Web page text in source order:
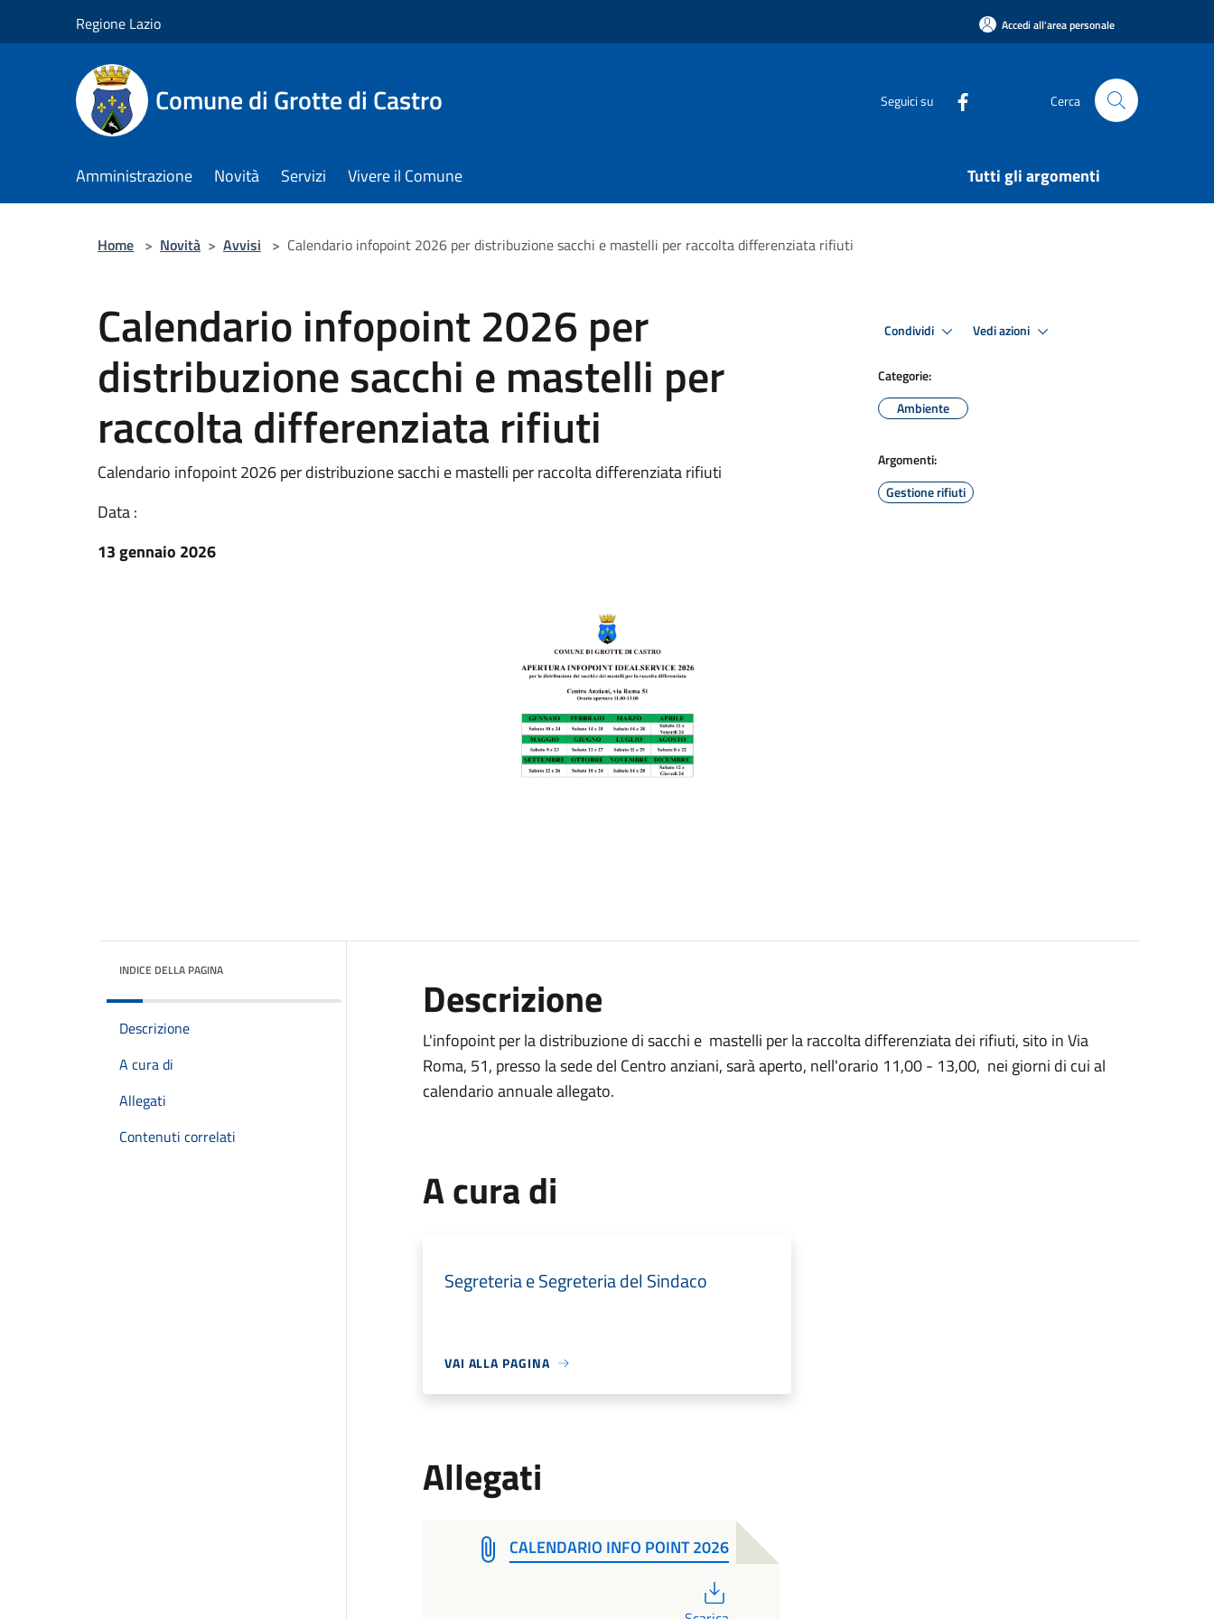
Regione Lazio Accedi all'area personale
Comune di Grotte di Castro Seguici su Cerca
Amministrazione Novità Servizi Vivere il Comune Tutti gli argomenti
Home > Novità > Avvisi > Calendario infopoint 2026 per distribuzione sacchi e mastelli per raccolta differenziata rifiuti
Calendario infopoint 2026 per
distribuzione sacchi e mastelli per
raccolta differenziata rifiuti
Calendario infopoint 2026 per distribuzione sacchi e mastelli per raccolta differenziata rifiuti
Data :
13 gennaio 2026
Condividi Vedi azioni
Categorie:
Ambiente
Argomenti:
Gestione rifiuti
INDICE DELLA PAGINA
Descrizione
A cura di
Allegati
Contenuti correlati
Descrizione
L'infopoint per la distribuzione di sacchi e mastelli per la raccolta differenziata dei rifiuti, sito in Via
Roma, 51, presso la sede del Centro anziani, sarà aperto, nell'orario 11,00 - 13,00, nei giorni di cui al
calendario annuale allegato.
A cura di
Segreteria e Segreteria del Sindaco
VAI ALLA PAGINA
Allegati
CALENDARIO INFO POINT 2026